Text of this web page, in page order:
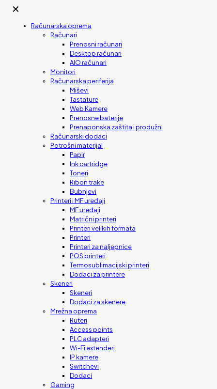
✕
Računarska oprema
Računari
Prenosni računari
Desktop računari
AIO računari
Monitori
Računarska periferija
Miševi
Tastature
Web Kamere
Prenosne baterije
Prenaponska zaštita i produžni
Računarski dodaci
Potrošni materijal
Papir
Ink cartridge
Toneri
Ribon trake
Bubnjevi
Printeri i MF uređaji
MF uređaji
Matrični printeri
Printeri velikih formata
Printeri
Printeri za naljepnice
POS printeri
Termosublimacijski printeri
Dodaci za printere
Skeneri
Skeneri
Dodaci za skenere
Mrežna oprema
Ruteri
Access points
PLC adapteri
Wi-Fi extenderi
IP kamere
Switchevi
Dodaci
Gaming